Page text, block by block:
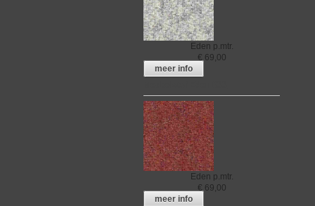
Eden p.mtr.
€ 69,00
meer info
Eden p.mtr.
€ 69,00
meer info